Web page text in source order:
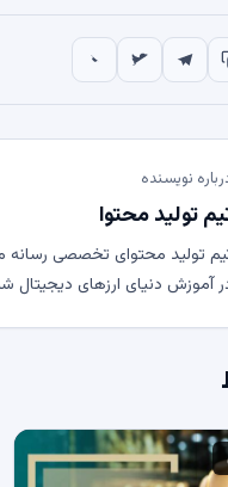
نویسنده
تولید محتوا
تولید محتوای تخصصی رسانه
آموزش دنیای ارزهای دیجیتال